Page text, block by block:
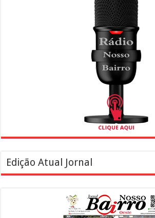
Edição Atual Jornal